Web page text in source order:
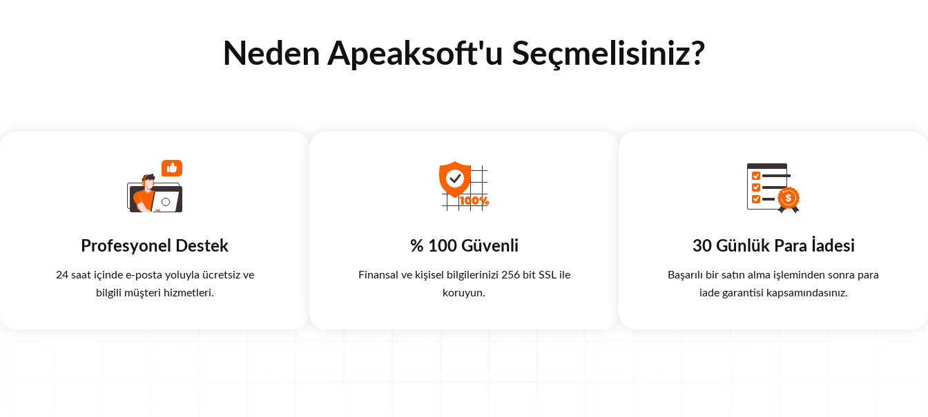
Neden Apeaksoft'u Seçmelisiniz?
Profesyonel Destek
24 saat içinde e-posta yoluyla ücretsiz ve
bilgili müşteri hizmetleri.
% 100 Güvenli
Finansal ve kişisel bilgilerinizi 256 bit SSL ile
koruyun.
30 Günlük Para İadesi
Başarılı bir satın alma işleminden sonra para
iade garantisi kapsamındasınız.